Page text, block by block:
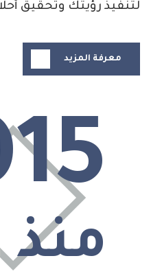
لتنفيذ رؤيتك وتحقيق
معرفة المزيد
منذ